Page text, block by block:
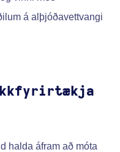
á alþjóðavettvangi
halda áfram að móta